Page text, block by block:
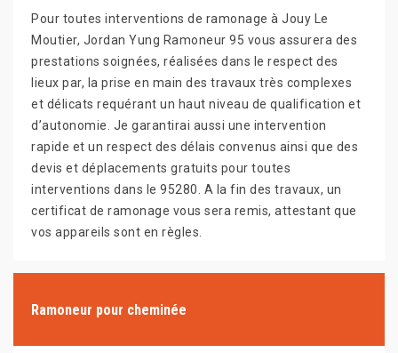
Pour toutes interventions de ramonage à Jouy Le
Moutier, Jordan Yung Ramoneur 95 vous assurera des
prestations soignées, réalisées dans le respect des
lieux par, la prise en main des travaux très complexes
et délicats requérant un haut niveau de qualification et
d’autonomie. Je garantirai aussi une intervention
rapide et un respect des délais convenus ainsi que des
devis et déplacements gratuits pour toutes
interventions dans le 95280. A la fin des travaux, un
certificat de ramonage vous sera remis, attestant que
vos appareils sont en règles.
Ramoneur pour cheminée